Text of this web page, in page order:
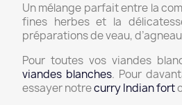
Un mélange parfait entre la
fines herbes et la
préparations de veau,
Pour toutes vos viandes
viandes blanches. Pour
essayer notrecurry Indian fort